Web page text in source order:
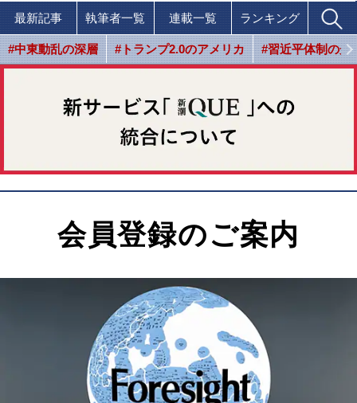
最新記事 執筆者一覧 連載一覧 ランキング
#中東動乱の深層 #トランプ2.0のアメリカ #習近平体制の光
会員登録のご案内